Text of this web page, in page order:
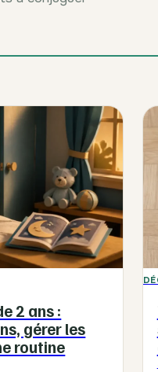
2 ans :
gérer les
routine